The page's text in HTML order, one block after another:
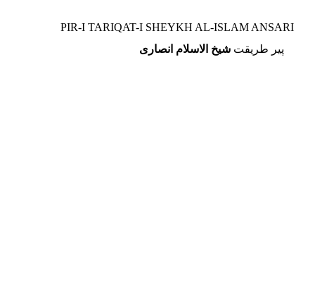
PIR-I TARIQAT-I SHEYKH AL-ISLAM ANSARI
پير طريقت شيخ الاسلام انصاری